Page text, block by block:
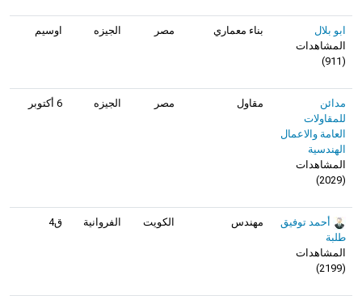
ابو بلال
المشاهدات
(
911
)
بناء معماري مصر الجيزه اوسيم
مدائن
للمقاولات
العامة والاعمال
الهندسية
المشاهدات
(
2029
)
مقاول مصر الجيزه 6 أكتوبر
أحمد توفيق
طلبة
المشاهدات
(
2199
)
مهندس الكويت الفروانية ق4